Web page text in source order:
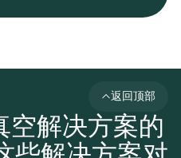
空解决方案的
返回顶部